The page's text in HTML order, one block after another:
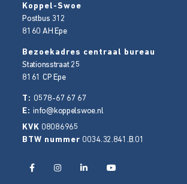
Koppel-Swoe
Postbus 312
8160 AH Epe
Bezoekadres centraal bureau
Stationsstraat 25
8161 CP Epe
T: 0578-67 67 67
E:info@koppelswoe.nl
KVK 08086965
BTW nummer 0034.32.841.B.01